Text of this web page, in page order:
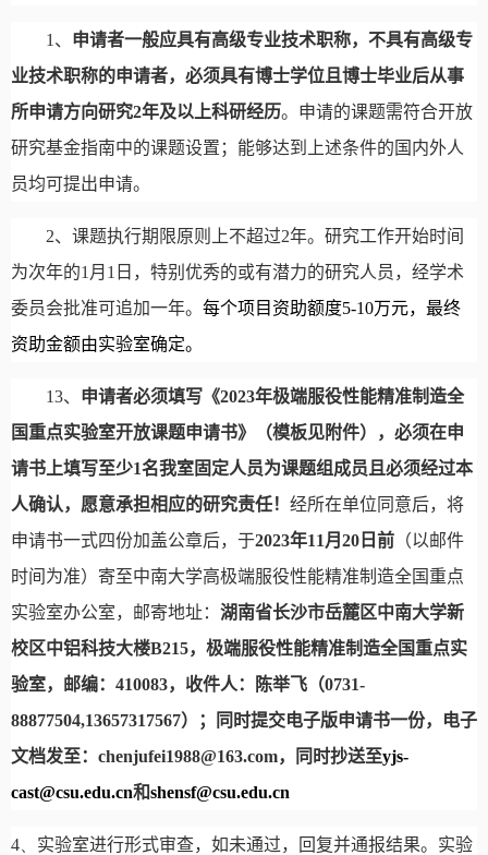
1 、 申请者一般应具有高级专业技术职称，不具有高级专
业技术职称的申请者，必须具有博士学位且博士毕业后从事
所申请方向研究2年及以上科研经历。申请的课题需符合开放
研究基金指南中的课题设置；能够达到上述条件的国内外人
员均可提出申请。
2、课题执行期限原则上不超过2年。研究工作开始时间
为次年的1 月 1 日，特别优秀的或有潜力的研究人员，经学术
委员会批准可追加一年。 每个项目资助额度5-10万元，最终
资助金额由实验室确定。
13、 申请者必须填写《2023年极端服役性能精准制造全
国重点实验室开放课题申请书》（模板见附件），必须在申
请书上填写至少1名我室固定人员为课题组成员且必须经过本
人确认，愿意承担相应的研究责任！ 经所在单位同意后，将
申请书一式四份加盖公章后，于2023年11 月 20 日前 （以邮件
时间为准）寄至中南大学高极端服役性能精准制造全国重点
实验室办公室，邮寄地址： 湖南省长沙市岳麓区中南大学新
校区中铝科技大楼B215，极端服役性能精准制造全国重点实
验室，邮编： 410083，收件人：陈举飞（0731-
88877504,13657317567）；同时提交电子版申请书一份，电子
文档发至： chenjufei1988@163.com，同时抄送至yjs-
cast@csu.edu.cn和shensf@csu.edu.cn
4、 实验室进行形式审查，如未通过，回复并通报结果。实验